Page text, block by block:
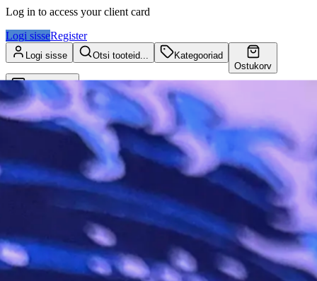
Log in to access your client card
Logi sisseRegister
Logi sisse Otsi tooteid...
Kategooriad
Ostukorv
Kliendikaart